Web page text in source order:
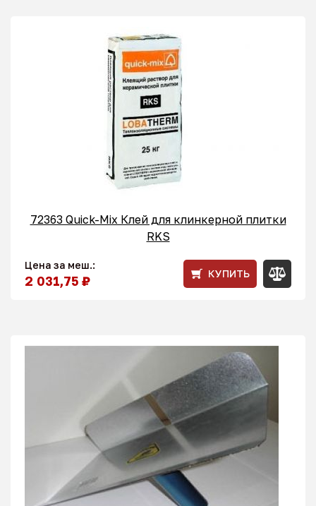
72363 Quick-Mix Клей для клинкерной плитки
RKS
Цена за меш.:
2 031,75 ₽ КУПИТЬ